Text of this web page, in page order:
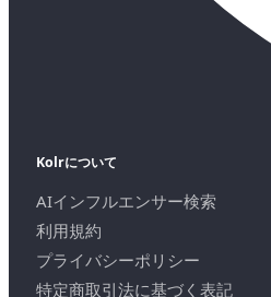
Kolrについて
AIインフルエンサー検索
利用規約
プライバシーポリシー
特定商取引法に基づく表記